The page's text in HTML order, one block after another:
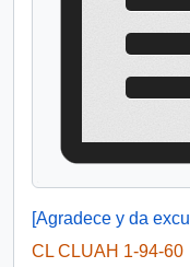
CL CLUAH 1-94-60